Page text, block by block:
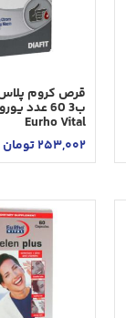
قرص کروم
ب3 60 عدد
Eurho Vital
253,002تومان